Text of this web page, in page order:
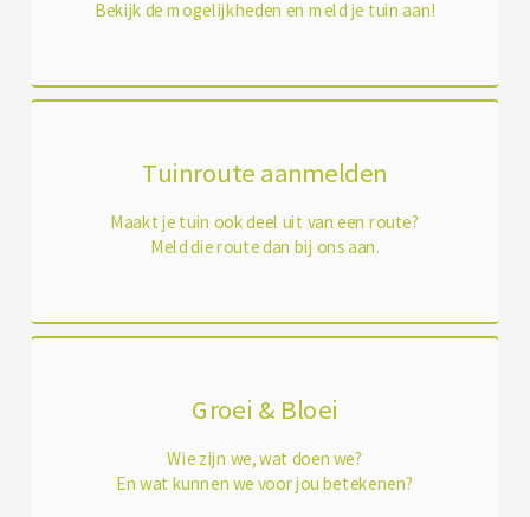
Bekijk de mogelijkheden en meld je tuin aan!
Tuinroute aanmelden
Maakt je tuin ook deel uit van een route?
Meld die route dan bij ons aan.
Groei & Bloei
Wie zijn we, wat doen we?
En wat kunnen we voor jou betekenen?